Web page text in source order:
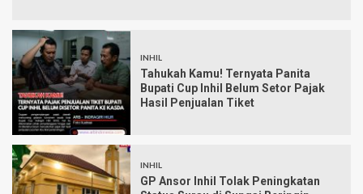
INHIL
Tahukah Kamu! Ternyata Panita
Bupati Cup Inhil Belum Setor Pajak
Hasil Penjualan Tiket
INHIL
GP Ansor Inhil Tolak Peningkatan